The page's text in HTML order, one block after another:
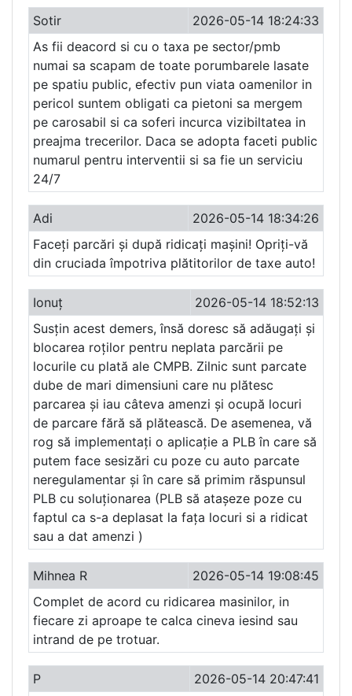
Sotir
2026-05-14 18:24:33
As fii deacord si cu o taxa pe sector/pmb
numai sa scapam de toate porumbarele lasate
pe spatiu public, efectiv pun viata oamenilor in
pericol suntem obligati ca pietoni sa mergem
pe carosabil si ca soferi incurca vizibiltatea in
preajma trecerilor. Daca se adopta faceti public
numarul pentru interventii si sa fie un serviciu
24/7
Adi
2026-05-14 18:34:26
Faceți parcări și după ridicați mașini! Opriți-vă
din cruciada împotriva plătitorilor de taxe auto!
Ionuț
2026-05-14 18:52:13
Susțin acest demers, însă doresc să adăugați și
blocarea roților pentru neplata parcării pe
locurile cu plată ale CMPB. Zilnic sunt parcate
dube de mari dimensiuni care nu plătesc
parcarea și iau câteva amenzi și ocupă locuri
de parcare fără să plătească. De asemenea, vă
rog să implementați o aplicație a PLB în care să
putem face sesizări cu poze cu auto parcate
neregulamentar și în care să primim răspunsul
PLB cu soluționarea (PLB să atașeze poze cu
faptul ca s-a deplasat la fața locuri si a ridicat
sau a dat amenzi )
Mihnea R
2026-05-14 19:08:45
Complet de acord cu ridicarea masinilor, in
fiecare zi aproape te calca cineva iesind sau
intrand de pe trotuar.
P
2026-05-14 20:47:41